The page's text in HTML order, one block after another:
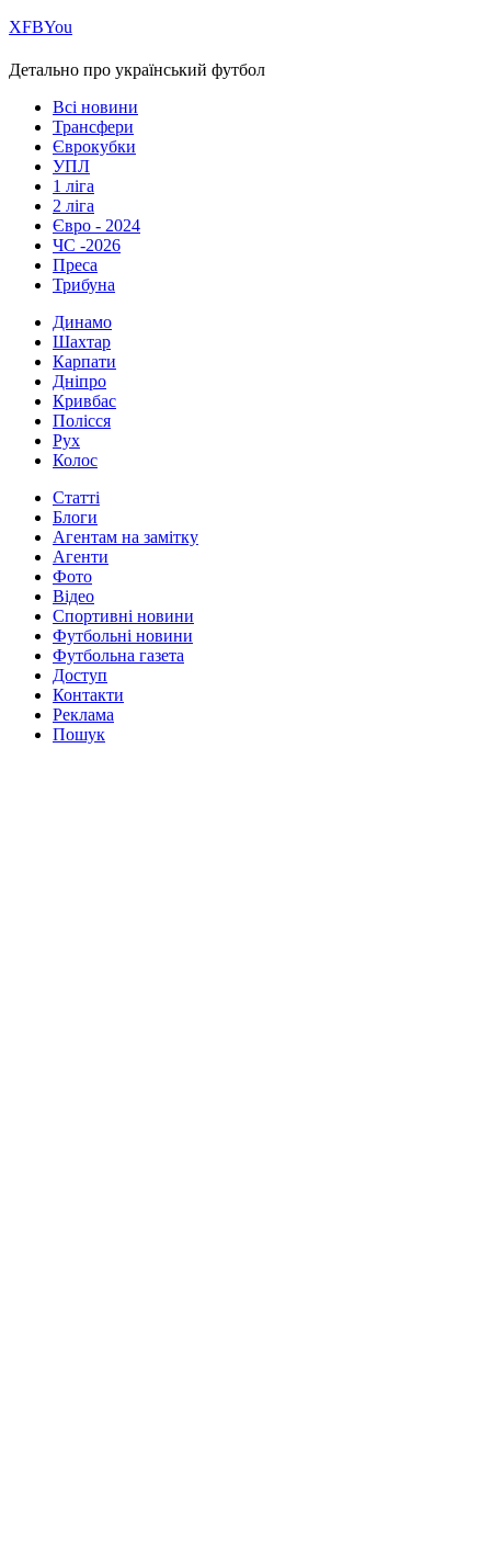
ХFBYou
Детально про український футбол
Всі новини
Трансфери
Єврокубки
УПЛ
1 ліга
2 ліга
Євро - 2024
ЧС -2026
Преса
Трибуна
Динамо
Шахтар
Карпати
Дніпро
Кривбас
Полісся
Рух
Колос
Статті
Блоги
Агентам на замітку
Агенти
Фото
Відео
Спортивні новини
Футбольні новини
Футбольна газета
Доступ
Контакти
Реклама
Пошук